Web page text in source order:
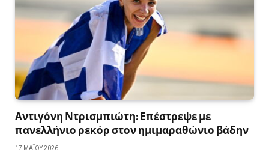
Αντιγόνη Ντρισμπιώτη: Επέστρεψε με
πανελλήνιο ρεκόρ στον ημιμαραθώνιο βάδην
17 ΜΑΪ́ΟΥ 2026